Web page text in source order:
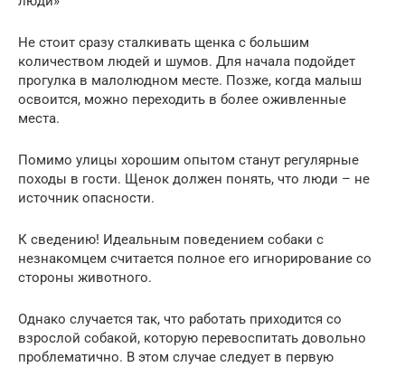
Не стоит сразу сталкивать щенка с большим
количеством людей и шумов. Для начала подойдет
прогулка в малолюдном месте. Позже, когда малыш
освоится, можно переходить в более оживленные
места.
Помимо улицы хорошим опытом станут регулярные
походы в гости. Щенок должен понять, что люди – не
источник опасности.
К сведению! Идеальным поведением собаки с
незнакомцем считается полное его игнорирование со
стороны животного.
Однако случается так, что работать приходится со
взрослой собакой, которую перевоспитать довольно
проблематично. В этом случае следует в первую